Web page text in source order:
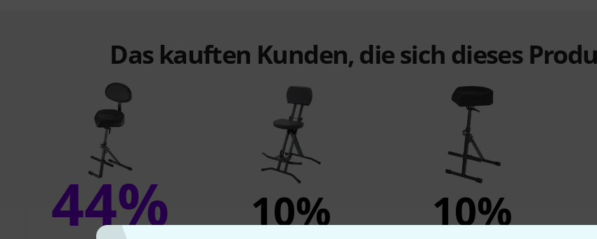
Das kauften Kunden, die sich dieses
44% 10% 10%